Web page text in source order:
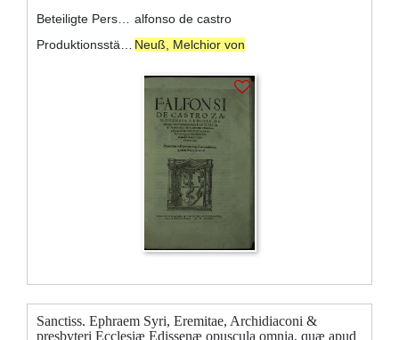
alfonso de castro
Neuß, Melchior von
Sanctiss. Ephraem Syri, Eremitae, Archidiaconi &
presbyteri Ecclesiæ Edissenæ opuscula omnia, quæ apud